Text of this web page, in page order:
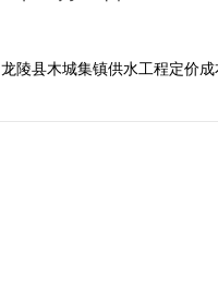
龙陵县木城集镇供水工程定价